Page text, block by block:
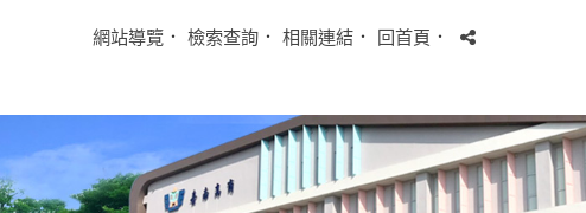
網站導覽 ． 檢索查詢 ． 相關連結 ． 回首頁 ．